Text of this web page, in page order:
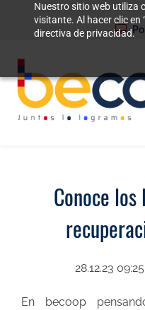
Nuestro sitio web utiliza
visitante. Al hacer clic en
directiva de privacidad.
content
Conoce
28.12.23
En becoop